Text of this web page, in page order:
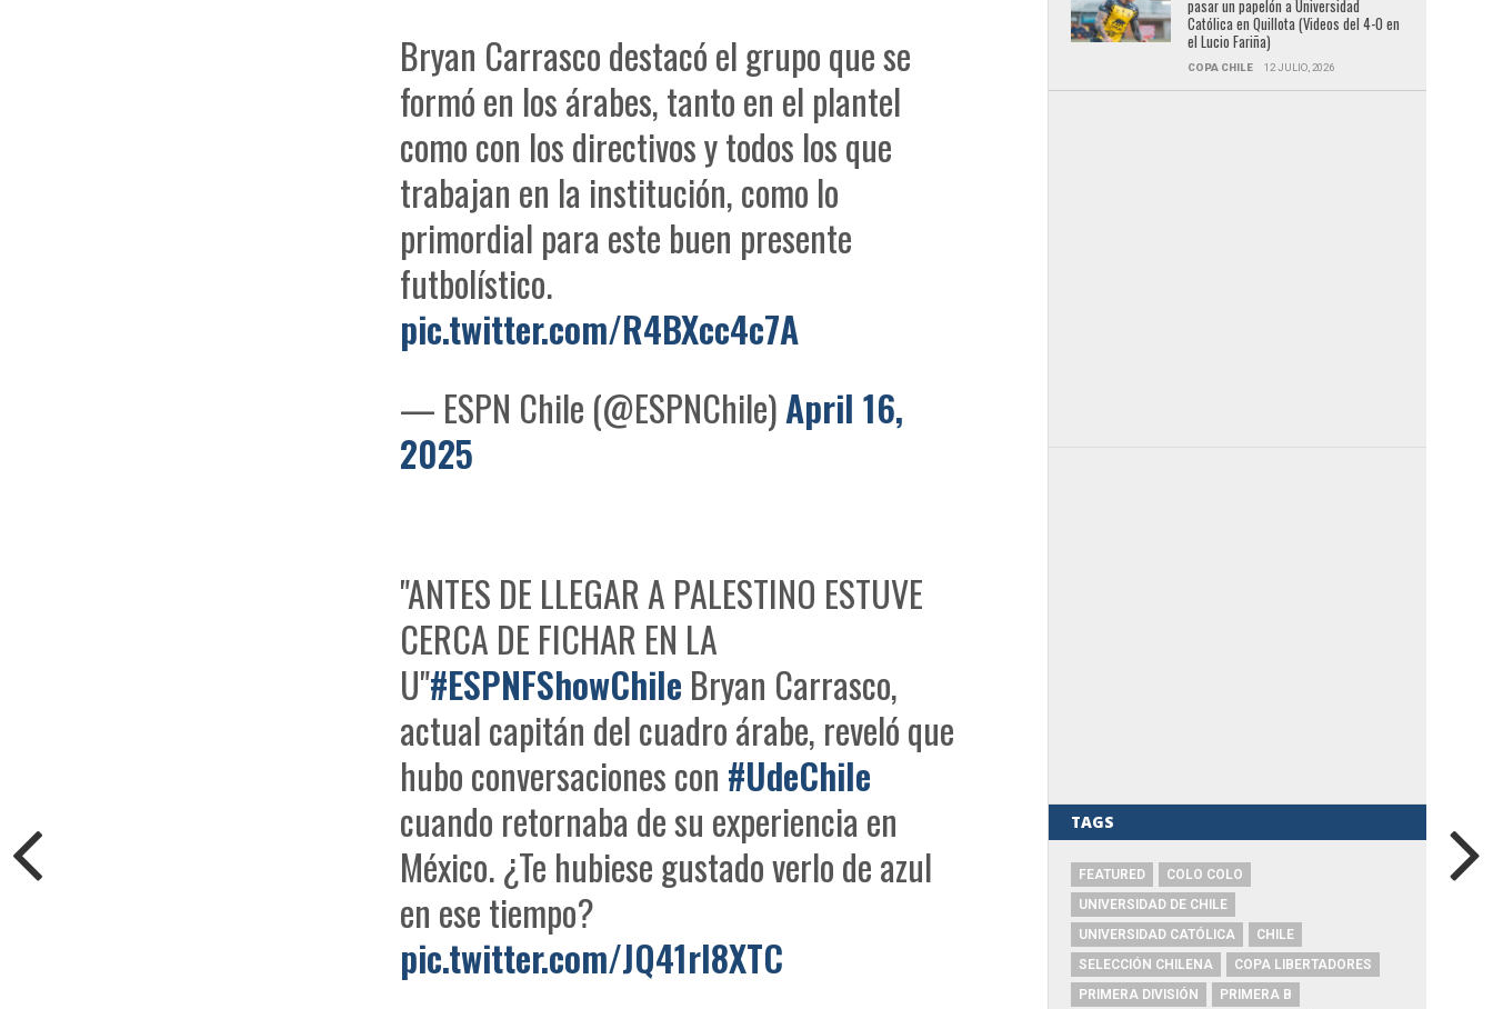
Bryan Carrasco destacó el grupo que se
formó en los árabes, tanto en el plantel
como con los directivos y todos los que
trabajan en la institución, como lo
primordial para este buen presente
futbolístico.
pic.twitter.com/R4BXcc4c7A
— ESPN Chile (@ESPNChile)April 16,
2025
"ANTES DE LLEGAR A PALESTINO ESTUVE
CERCA DE FICHAR EN LA
U"#ESPNFShowChile Bryan Carrasco,
actual capitán del cuadro árabe, reveló que
hubo conversaciones con #UdeChile
cuando retornaba de su experiencia en
México. ¿Te hubiese gustado verlo de azul
en ese tiempo?
pic.twitter.com/JQ41rl8XTC
pasar un papelón a Universidad
Católica en Quillota (Videos del 4-0 en
el Lucio Fariña)
COPA CHILE 12 JULIO, 2026
TAGS
FEATURED
COLO COLO
UNIVERSIDAD DE CHILE
UNIVERSIDAD CATÓLICA
CHILE
SELECCIÓN CHILENA
COPA LIBERTADORES
PRIMERA DIVISIÓN
PRIMERA B